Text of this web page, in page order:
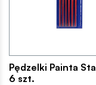
Pędzelki Painta
6 szt.